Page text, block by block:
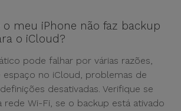
o meu iPhone não faz backup
o iCloud?
pode falhar por várias razões,
espaço no iCloud, problemas de
desativadas. Verifique se
rede Wi-Fi, se o backup está ativado